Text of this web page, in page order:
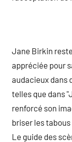
Jane Birkin
appréciée pour
audacieux dans
telles que dans
renforcé son
briser les
Le guide des